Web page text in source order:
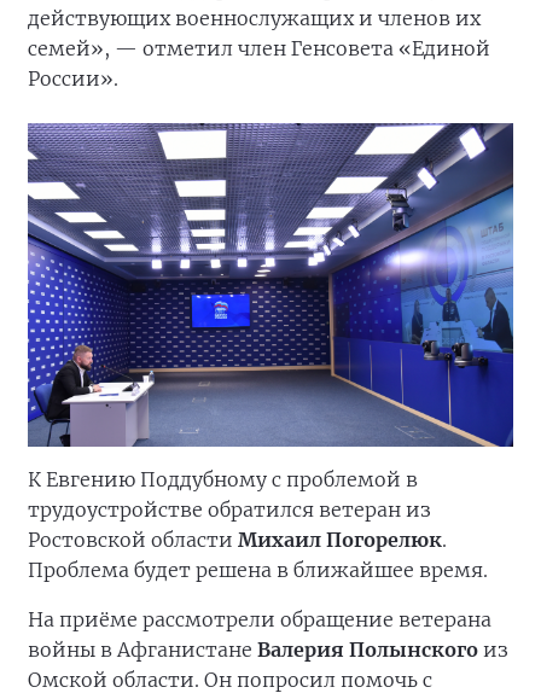
действующих военнослужащих и членов их
семей», — отметил член Генсовета «Единой
России».
К Евгению Поддубному с проблемой в
трудоустройстве обратился ветеран из
Ростовской области Михаил Погорелюк.
Проблема будет решена в ближайшее время.
На приёме рассмотрели обращение ветерана
войны в Афганистане Валерия Полынского из
Омской области. Он попросил помочь с